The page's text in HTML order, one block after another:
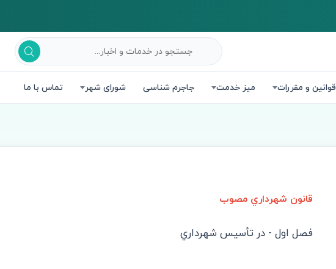
قوانین و مقررات میز خدمت جاجرم شناسی شورای شهر تماس با ما
قانون شهرداري مصوب
‌فصل اول - در تأسيس شهرداري